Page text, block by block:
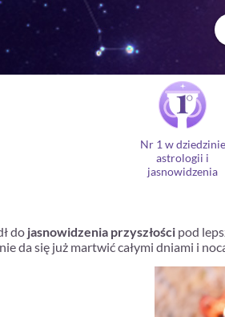
Nr 1 w dziedzinie
astrologii i
jasnowidzenia
do jasnowidzenia przyszłości pod
da się już martwić całymi dniami i